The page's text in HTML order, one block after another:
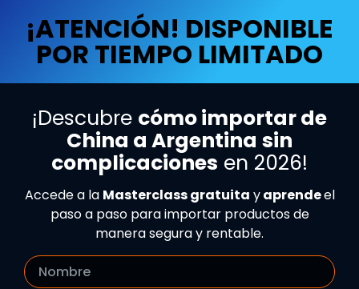
¡ATENCIÓN! DISPONIBLE
POR TIEMPO LIMITADO
¡Descubre cómo importar de
China a Argentina sin
complicaciones en 2026!
Accede a la Masterclass gratuita yaprendeel
paso a paso para importar productos de
manera segura y rentable.